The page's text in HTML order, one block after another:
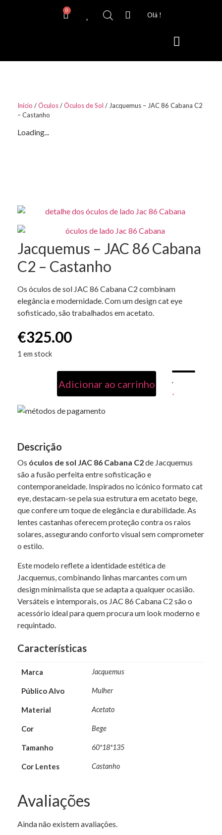
0
Olá !
Início /Óculos/Óculos de Sol / Jacquemus – JAC 86 Cabana C2
– Castanho
Loading...
Jacquemus – JAC 86 Cabana
C2 – Castanho
Os óculos de sol JAC 86 Cabana C2 combinam
elegância e modernidade. Com um design cat eye
sofisticado, são trabalhados em acetato.
€325.00
1 em stock
Adicionar ao carrinho
Descrição
Os óculos de sol JAC 86 Cabana C2de Jacquemus
são a fusão perfeita entre sofisticação e
contemporaneidade. Inspirados no icónico formato cat
eye, destacam-se pela sua estrutura em acetato bege,
que confere um toque de elegância e durabilidade. As
lentes castanhas oferecem proteção contra os raios
solares, assegurando conforto visual sem comprometer
o estilo.
Este modelo reflete a identidade estética de
Jacquemus, combinando linhas marcantes com um
design minimalista que se adapta a qualquer ocasião.
Versáteis e intemporais, os JAC 86 Cabana C2 são o
acessório ideal para quem procura um look moderno e
requintado.
Características
Marca Jacquemus
Público Alvo Mulher
Material Acetato
Cor Bege
Tamanho 60*18*135
Cor Lentes Castanho
Avaliações
Ainda não existem avaliações.